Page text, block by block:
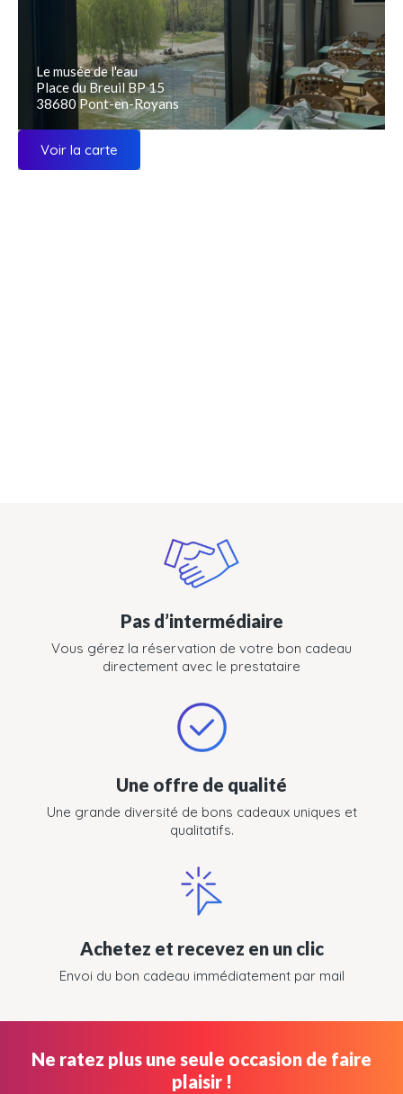
Le musée de l'eau
Place du Breuil BP 15
38680 Pont-en-Royans
Voir la carte
Pas d’intermédiaire
Vous gérez la réservation de votre bon cadeau
directement avec le prestataire
Une offre de qualité
Une grande diversité de bons cadeaux uniques et
qualitatifs.
Achetez et recevez en un clic
Envoi du bon cadeau immédiatement par mail
Ne ratez plus une seule occasion de faire
plaisir !